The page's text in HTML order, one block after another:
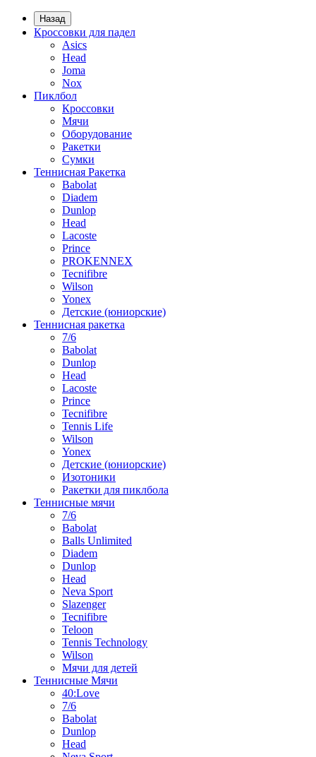
Назад
Кроссовки для падел
Asics
Head
Joma
Nox
Пиклбол
Кроссовки
Мячи
Оборудование
Ракетки
Сумки
Теннисная Ракетка
Babolat
Diadem
Dunlop
Head
Lacoste
Prince
PROKENNEX
Tecnifibre
Wilson
Yonex
Детские (юниорские)
Теннисная ракетка
7/6
Babolat
Dunlop
Head
Lacoste
Prince
Tecnifibre
Tennis Life
Wilson
Yonex
Детские (юниорские)
Изотоники
Ракетки для пиклбола
Теннисные мячи
7/6
Babolat
Balls Unlimited
Diadem
Dunlop
Head
Neva Sport
Slazenger
Tecnifibre
Teloon
Tennis Technology
Wilson
Мячи для детей
Теннисные Мячи
40:Love
7/6
Babolat
Dunlop
Head